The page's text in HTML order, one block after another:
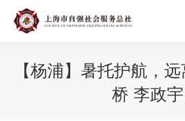
【杨浦】暑托护航，
桥 李政宇